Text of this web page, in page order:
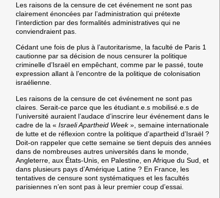
Les raisons de la censure de cet événement ne sont pas
clairement énoncées par l’administration qui prétexte
l’interdiction par des formalités administratives qui ne
conviendraient pas.
Cédant une fois de plus à l’autoritarisme, la faculté de Paris 1
cautionne par sa décision de nous censurer la politique
criminelle d’Israël en empêchant, comme par le passé, toute
expression allant à l’encontre de la politique de colonisation
israélienne.
Les raisons de la censure de cet événement ne sont pas
claires. Serait-ce parce que les étudiant.e.s mobilisé.e.s de
l’université auraient l’audace d’inscrire leur événement dans le
cadre de la « Israeli Apartheid Week», semaine internationale
de lutte et de réflexion contre la politique d’apartheid d’Israël ?
Doit-on rappeler que cette semaine se tient depuis des années
dans de nombreuses autres universités dans le monde,
Angleterre, aux États-Unis, en Palestine, en Afrique du Sud, et
dans plusieurs pays d’Amérique Latine ? En France, les
tentatives de censure sont systématiques et les facultés
parisiennes n’en sont pas à leur premier coup d’essai.